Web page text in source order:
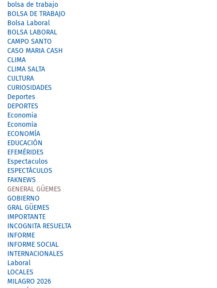
bolsa de trabajo
BOLSA DE TRABAJO
Bolsa Laboral
BOLSA LABORAL
CAMPO SANTO
CASO MARIA CASH
CLIMA
CLIMA SALTA
CULTURA
CURIOSIDADES
Deportes
DEPORTES
Economia
Economía
ECONOMÍA
EDUCACIÓN
EFEMÉRIDES
Espectaculos
ESPECTÁCULOS
FAKNEWS
GENERAL GÜEMES
GOBIERNO
GRAL GÜEMES
IMPORTANTE
INCOGNITA RESUELTA
INFORME
INFORME SOCIAL
INTERNACIONALES
Laboral
LOCALES
MILAGRO 2026